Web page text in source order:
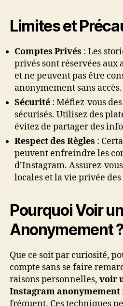
Limites et
Comptes Privés : Les
privés sont réservées aux
et ne peuvent pas être
anonymement sans accès.
Sécurité : Méfiez-vous
sécurisés. Utilisez des
évitez de partager des
Respect des Règles :
peuvent enfreindre les
d’Instagram. Assurez-
locales et la vie privée
Pourquoi Voir
Anonymement ?
Que ce soit par curiosité,
compte sans se faire
raisons personnelles, voir
Instagram anonymement